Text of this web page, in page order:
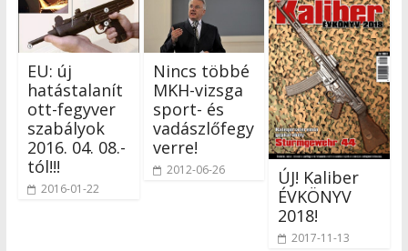
EU: új
hatástalanít
ott-fegyver
szabályok
2016. 04. 08.-
tól!!!
2016-01-22
Nincs többé
MKH-vizsga
sport- és
vadászlőfegy
verre!
2012-06-26
ÚJ! Kaliber
ÉVKÖNYV
2018!
2017-11-13